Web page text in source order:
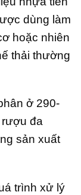
dùng làm
hoặc nhiên
thải thường
ở 290-
rượu đa
sản xuất
trình xử lý